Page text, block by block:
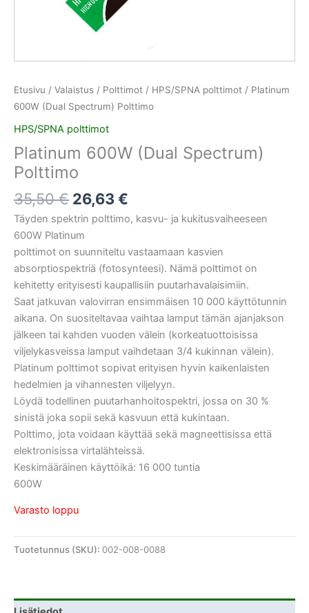
Etusivu / Valaistus / Polttimot / HPS/SPNA polttimot / Platinum
600W (Dual Spectrum) Polttimo
HPS/SPNA polttimot
Platinum 600W (Dual Spectrum)
Polttimo
35,50€ 26,63€
Täyden spektrin polttimo, kasvu- ja kukitusvaiheeseen
600W Platinum
polttimot on suunniteltu vastaamaan kasvien
absorptiospektriä (fotosynteesi). Nämä polttimot on
kehitetty erityisesti kaupallisiin puutarhavalaisimiin.
Saat jatkuvan valovirran ensimmäisen 10 000 käyttötunnin
aikana. On suositeltavaa vaihtaa lamput tämän ajanjakson
jälkeen tai kahden vuoden välein (korkeatuottoisissa
viljelykasveissa lamput vaihdetaan 3/4 kukinnan välein).
Platinum polttimot sopivat erityisen hyvin kaikenlaisten
hedelmien ja vihannesten viljelyyn.
Löydä todellinen puutarhanhoitospektri, jossa on 30 %
sinistä joka sopii sekä kasvuun että kukintaan.
Polttimo, jota voidaan käyttää sekä magneettisissa että
elektronisissa virtalähteissä.
Keskimääräinen käyttöikä: 16 000 tuntia
600W
Varasto loppu
Tuotetunnus (SKU): 002-008-0088